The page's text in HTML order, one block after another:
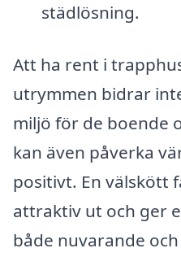
städlösning.
Att ha rent i
utrymmen bidrar
miljö för de boende
kan även påverka
positivt. En välskött
attraktiv ut och ger
både nuvarande